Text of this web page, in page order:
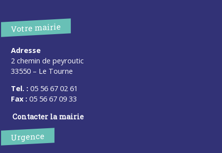
Votre mairie
Adresse
2 chemin de peyroutic
33550 – Le Tourne
Tel. : 05 56 67 02 61
Fax : 05 56 67 09 33
Contacter la mairie
Urgence